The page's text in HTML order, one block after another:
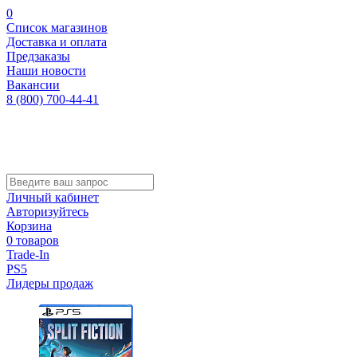
0
Список магазинов
Доставка и оплата
Предзаказы
Наши новости
Вакансии
8 (800) 700-44-41
Личный кабинет
Авторизуйтесь
Корзина
0 товаров
Trade-In
PS5
Лидеры продаж